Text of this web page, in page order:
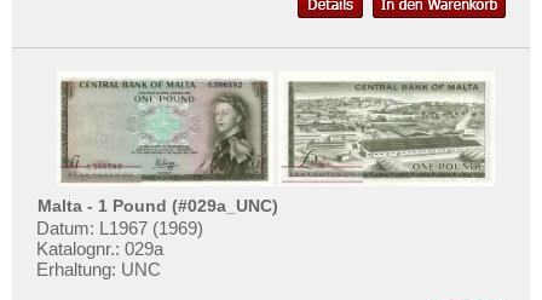
Spitzbergen
Tatarstan
Transnistrien
Tschechische Republik
Tschechoslowakei
Türkei
Ukraine
Liefer- und Versandkosten
AGB
Impressum
Malta - 1 Pound (#029a_UNC)
Datum: L1967 (1969)
Katalognr.: 029a
Erhaltung: UNC